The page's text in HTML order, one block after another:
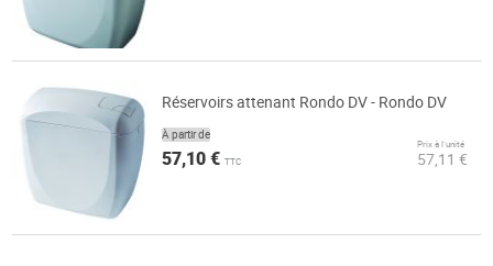
Réservoirs attenant Rondo DV - Rondo DV
À partir de
57,10 € TTC
Prix à l’unité
57,11 €